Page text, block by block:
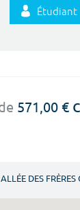
Étudiant
571,00 €
DES FRÈRES